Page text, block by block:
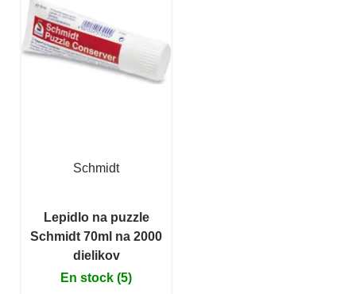
Schmidt
Lepidlo na puzzle
Schmidt 70ml na 2000
dielikov
En stock (5)